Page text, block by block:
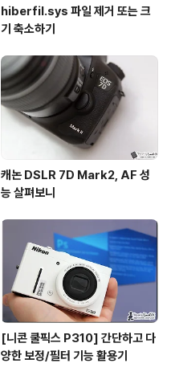
hiberfil.sys 파일 제거 또는 크
기 축소하기
캐논 DSLR 7D Mark2, AF 성
능 살펴보니
[니콘 쿨픽스 P310] 간단하고 다
양한 보정/필터 기능 활용기